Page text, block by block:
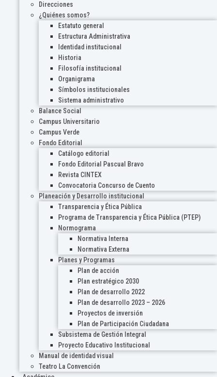
Direcciones
¿Quiénes somos?
Estatuto general
Estructura Administrativa
Identidad institucional
Historia
Filosofía institucional
Organigrama
Símbolos institucionales
Sistema administrativo
Balance Social
Campus Universitario
Campus Verde
Fondo Editorial
Catálogo editorial
Fondo Editorial Pascual Bravo
Revista CINTEX
Convocatoria Concurso de Cuento
Planeación y Desarrollo institucional
Transparencia y Ética Pública
Programa de Transparencia y Ética Pública (PTEP)
Normograma
Normativa Interna
Normativa Externa
Planes y Programas
Plan de acción
Plan estratégico 2030
Plan de desarrollo 2022
Plan de desarrollo 2023 – 2026
Proyectos de inversión
Plan de Participación Ciudadana
Subsistema de Gestión Integral
Proyecto Educativo Institucional
Manual de identidad visual
Teatro La Convención